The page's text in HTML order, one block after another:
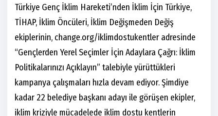
Türkiye Genç İklim Hareketi’nden İklim İçin Türkiye,
TİHAP, İklim Öncüleri, İklim Değişmeden Değiş
ekiplerinin, change.org/iklimdostukentler adresinde
“Gençlerden Yerel Seçimler İçin Adaylara Çağrı: İklim
Politikalarınızı Açıklayın” talebiyle yürüttükleri
kampanya çalışmaları hızla devam ediyor. Şimdiye
kadar 22 belediye başkanı adayı ile görüşen ekipler,
iklim kriziyle mücadelede iklim dostu kentlerin